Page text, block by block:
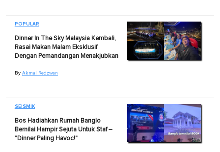
POPULAR
Dinner In The Sky Malaysia Kembali,
Rasai Makan Malam Eksklusif
Dengan Pemandangan Menakjubkan
By Akmal Redzwan
SEISMIK
Bos Hadiahkan Rumah Banglo
Bernilai Hampir Sejuta Untuk Staf –
"Dinner Paling Havoc!"